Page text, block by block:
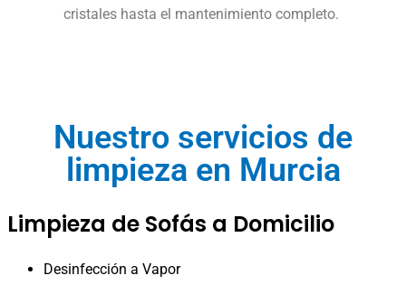
cristales hasta el mantenimiento completo.
Nuestro servicios de
limpieza en Murcia
Limpieza de Sofás a Domicilio
Desinfección a Vapor